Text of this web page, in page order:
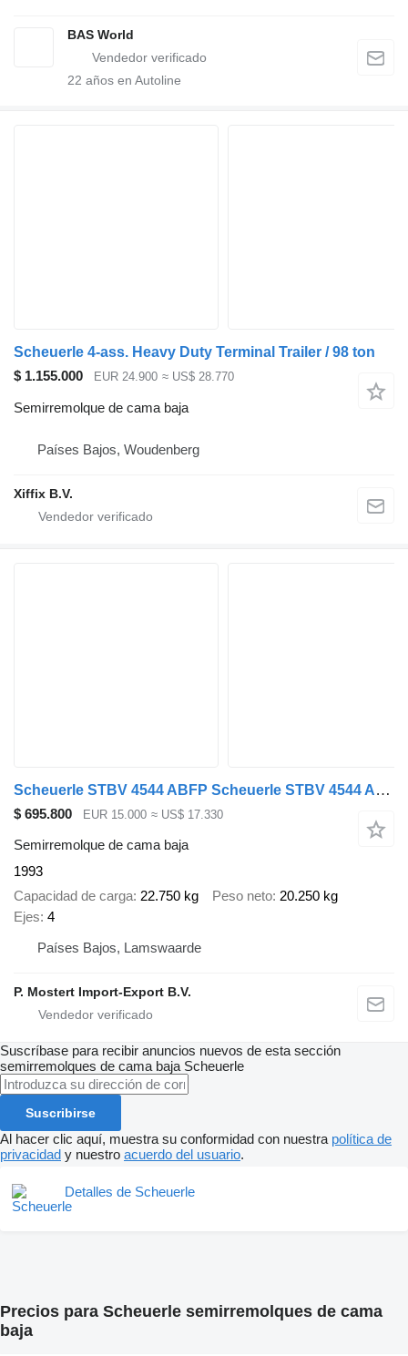
BAS World
22 años en Autoline
Scheuerle 4-ass. Heavy Duty Terminal Trailer / 98 ton
$ 1.155.000
EUR 24.900 ≈ US$ 28.770
Semirremolque de cama baja
Países Bajos, Woudenberg
Xiffix B.V.
Scheuerle STBV 4544 ABFP Scheuerle STBV 4544 ABFP Low Loader 1993 – 4 Axle
$ 695.800 EUR 15.000 ≈ US$ 17.330
Semirremolque de cama baja
1993
Capacidad de carga 22.750 kg Peso neto 20.250 kg
Ejes 4
Países Bajos, Lamswaarde
P. Mostert Import-Export B.V.
Suscríbase para recibir anuncios nuevos de esta sección
semirremolques de cama baja Scheuerle
Suscribirse
Al hacer clic aquí, muestra su conformidad con nuestra política de
privacidad y nuestro acuerdo del usuario.
Detalles de Scheuerle
Precios para Scheuerle semirremolques de cama
baja